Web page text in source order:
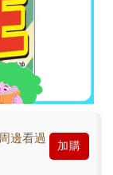
邊看過
加購